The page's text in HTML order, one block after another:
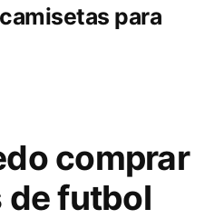
para
comprar
de futbol